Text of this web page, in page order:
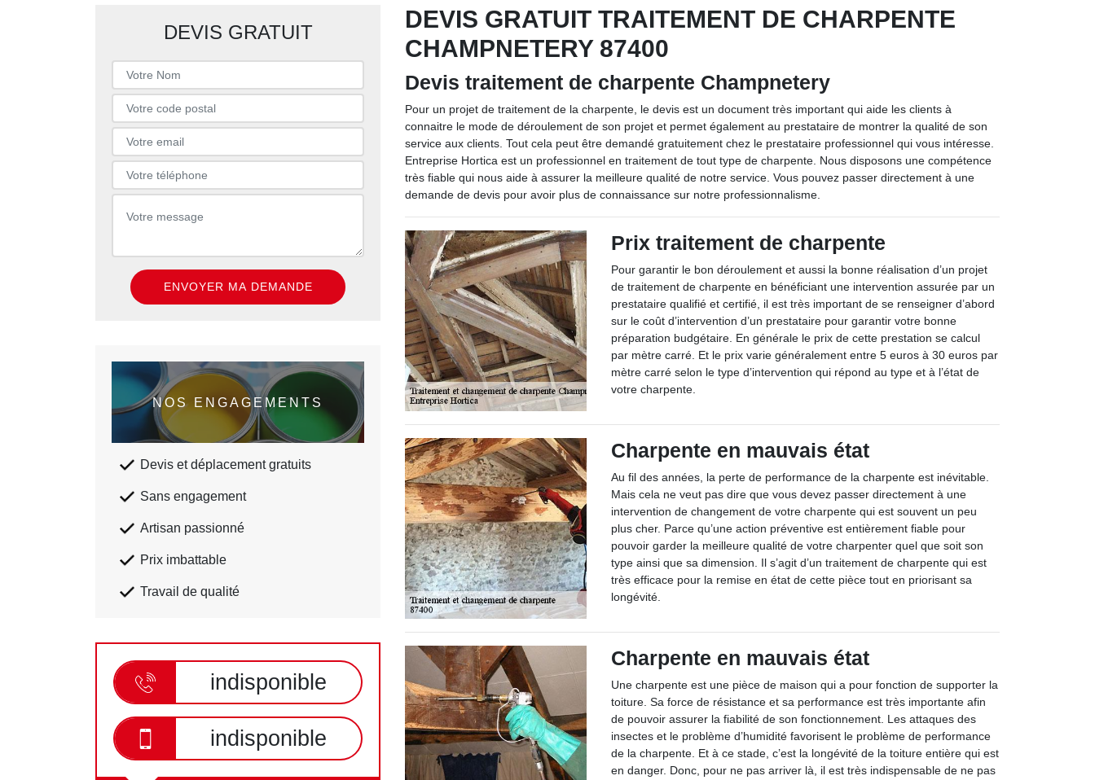
DEVIS GRATUIT
NOS ENGAGEMENTS
Devis et déplacement gratuits
Sans engagement
Artisan passionné
Prix imbattable
Travail de qualité
indisponible
indisponible
DEVIS GRATUIT TRAITEMENT DE CHARPENTE
CHAMPNETERY 87400
Devis traitement de charpente Champnetery
Pour un projet de traitement de la charpente, le devis est un document très important qui aide les clients à
connaitre le mode de déroulement de son projet et permet également au prestataire de montrer la qualité de son
service aux clients. Tout cela peut être demandé gratuitement chez le prestataire professionnel qui vous intéresse.
Entreprise Hortica est un professionnel en traitement de tout type de charpente. Nous disposons une compétence
très fiable qui nous aide à assurer la meilleure qualité de notre service. Vous pouvez passer directement à une
demande de devis pour avoir plus de connaissance sur notre professionnalisme.
Prix traitement de charpente
Pour garantir le bon déroulement et aussi la bonne réalisation d’un projet
de traitement de charpente en bénéficiant une intervention assurée par un
prestataire qualifié et certifié, il est très important de se renseigner d’abord
sur le coût d’intervention d’un prestataire pour garantir votre bonne
préparation budgétaire. En générale le prix de cette prestation se calcul
par mètre carré. Et le prix varie généralement entre 5 euros à 30 euros par
mètre carré selon le type d’intervention qui répond au type et à l’état de
votre charpente.
Charpente en mauvais état
Au fil des années, la perte de performance de la charpente est inévitable.
Mais cela ne veut pas dire que vous devez passer directement à une
intervention de changement de votre charpente qui est souvent un peu
plus cher. Parce qu’une action préventive est entièrement fiable pour
pouvoir garder la meilleure qualité de votre charpenter quel que soit son
type ainsi que sa dimension. Il s’agit d’un traitement de charpente qui est
très efficace pour la remise en état de cette pièce tout en priorisant sa
longévité.
Charpente en mauvais état
Une charpente est une pièce de maison qui a pour fonction de supporter la
toiture. Sa force de résistance et sa performance est très importante afin
de pouvoir assurer la fiabilité de son fonctionnement. Les attaques des
insectes et le problème d’humidité favorisent le problème de performance
de la charpente. Et à ce stade, c’est la longévité de la toiture entière qui est
en danger. Donc, pour ne pas arriver là, il est très indispensable de ne pas